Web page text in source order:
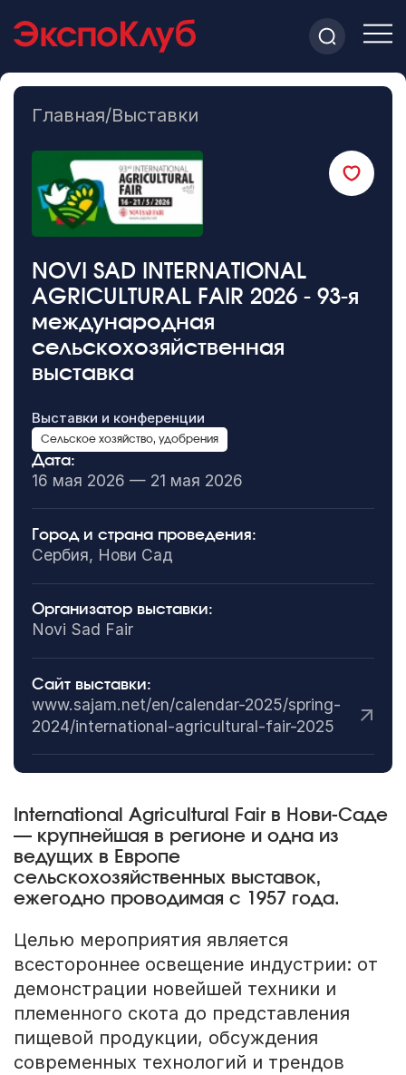
Главная/Выставки
NOVI SAD INTERNATIONAL
AGRICULTURAL FAIR 2026 - 93-я
международная
сельскохозяйственная
выставка
Выставки и конференции
Сельское хозяйство, удобрения
Дата:
16 мая 2026 — 21 мая 2026
Город и страна проведения:
Сербия, Нови Сад
Организатор выставки:
Novi Sad Fair
Сайт выставки:
www.sajam.net/en/calendar-2025/spring-
2024/international-agricultural-fair-2025
International Agricultural Fair в Нови-Саде
— крупнейшая в регионе и одна из
ведущих в Европе
сельскохозяйственных выставок,
ежегодно проводимая с 1957 года.
Целью мероприятия является
всестороннее освещение индустрии: от
демонстрации новейшей техники и
племенного скота до представления
пищевой продукции, обсуждения
современных технологий и трендов